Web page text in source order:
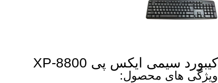
کیبورد سیمی ایکس پی XP-8800
ویژگی های محصول: